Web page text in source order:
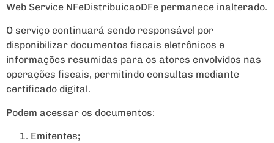
Web Service NFeDistribuicaoDFe permanece inalterado.
O serviço continuará sendo responsável por
disponibilizar documentos fiscais eletrônicos e
informações resumidas para os atores envolvidos nas
operações fiscais, permitindo consultas mediante
certificado digital.
Podem acessar os documentos:
Emitentes;